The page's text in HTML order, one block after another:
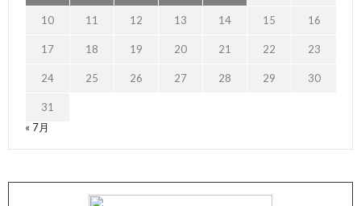
10 11 12 13 14 15 16
17 18 19 20 21 22 23
24 25 26 27 28 29 30
31
« 7月